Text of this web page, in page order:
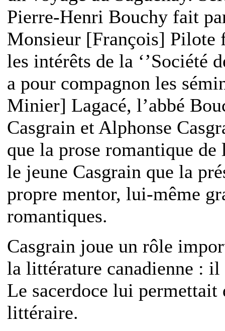
Pierre-Henri Bouchy fait
Monsieur [François] Pilote
les intérêts de la ‘’Société
a pour compagnon les
Minier] Lagacé, l’abbé
Casgrain et Alphonse
que la prose romantique de
le jeune Casgrain que la
propre mentor, lui-même
romantiques.
Casgrain joue un rôle
la littérature canadienne :
Le sacerdoce lui
littéraire.